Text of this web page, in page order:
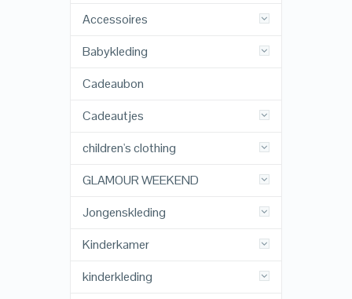
Accessoires
Babykleding
Cadeaubon
Cadeautjes
children's clothing
GLAMOUR WEEKEND
Jongenskleding
Kinderkamer
kinderkleding